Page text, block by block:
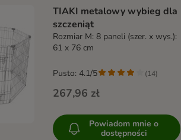
TIAKI metalowy wybieg dla
szczeniąt
Rozmiar M: 8 paneli (szer. x wys.):
61 x 76 cm
267,96 zł
Pusto: 4.1/5 (14)
Powiadom mnie o
dostępności